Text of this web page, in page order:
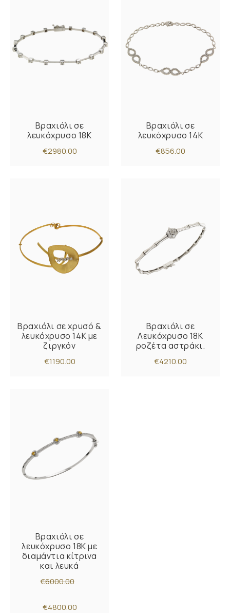
Βραχιόλι σε
λευκόχρυσο 18K
€2980.00
Βραχιόλι σε
λευκόχρυσο 14Κ
€856.00
Βραχιόλι σε χρυσό &
λευκόχρυσο 14Κ με
ζιργκόν
€1190.00
Βραχιόλι σε
Λευκόχρυσο 18K
ροζέτα αστράκι.
€4210.00
Βραχιόλι σε
λευκόχρυσο 18Κ με
διαμάντια κίτρινα
και λευκά
€6000.00
€4800.00